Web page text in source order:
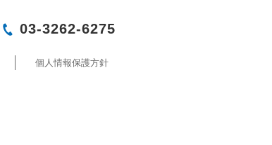
03-3262-6275
個人情報保護方針